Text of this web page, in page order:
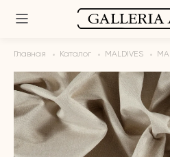
Главная Каталог MALDIVES